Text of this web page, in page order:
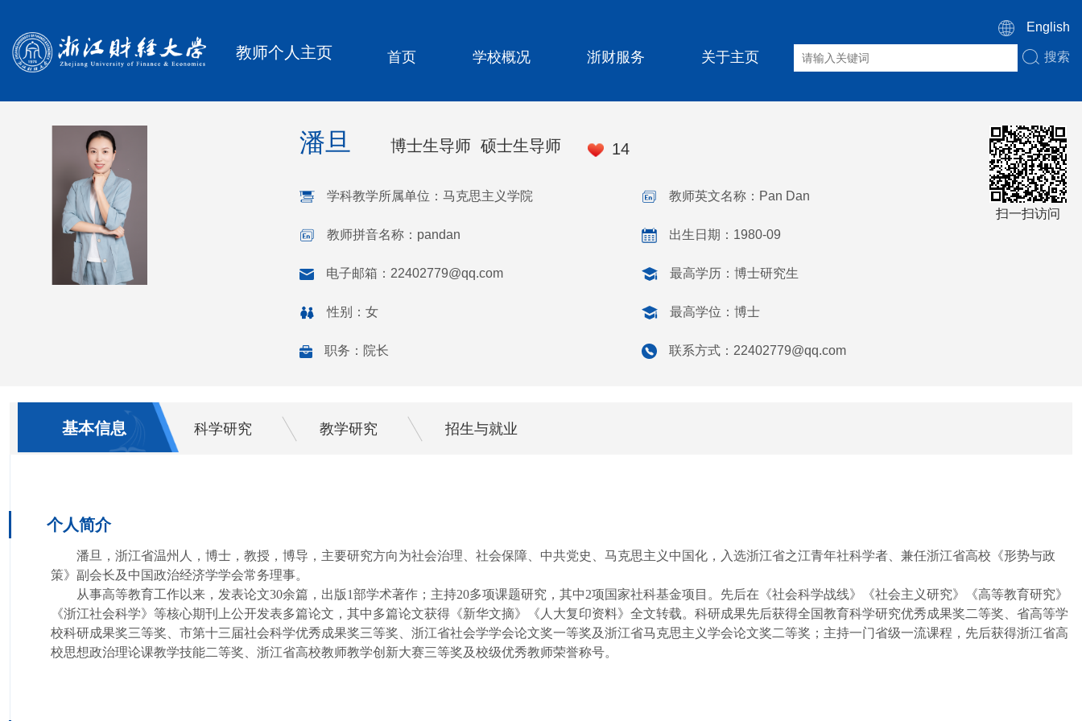
教师个人主页 首页 学校概况 浙财服务 关于主页
English
搜索
潘旦 博士生导师 硕士生导师 14
学科教学所属单位：马克思主义学院 教师英文名称：Pan Dan
教师拼音名称：pandan 出生日期：1980-09
电子邮箱： 22402779@qq.com 最高学历：博士研究生
性别：女 最高学位：博士
职务：院长 联系方式：22402779@qq.com
扫一扫访问
基本信息 科学研究 教学研究 招生与就业
个人简介
潘旦， 浙江省温州人，博士，教授，博导，主要研究方向为社会治理、社会保障、中共党史、马克思主义中国化，入选浙江省之江青年社科学者、兼任浙江省高校《形势与政
策》副会长及 中国政治经济学学会常务理事。
从事高等教育工作以来，发表论文30余篇，出版1部学术著作；主持20多项课题研究，其中2项国家社科基金项目。先后在《社会科学战线》《社会主义研究》《高等教育研究》
《浙江社会科学》等核心期刊上公开发表多篇论文，其中多篇论文获得《新华文摘》《人大复印资料》全文转载。科研成果先后获得全国教育科学研究优秀成果奖二等奖、省高等学
校科研成果奖三等奖、市第十三届社会科学优秀成果奖三等奖、浙江省社会学学会论文奖一等奖及浙江省马克思主义学会论文奖二等奖；主持一门省级一流课程，先后获得浙江省高
校思想政治理论课教学技能二等奖、浙江省高校教师教学创新大赛三等奖及校级优秀教师荣誉称号。